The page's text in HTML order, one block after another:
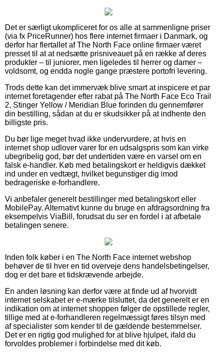
Det er særligt ukompliceret for os alle at sammenligne priser
(via fx PriceRunner) hos flere internet firmaer i Danmark, og
derfor har flertallet af The North Face online firmaer været
presset til at at nedsætte prisniveauet på en række af deres
produkter – til juniorer, men ligeledes til herrer og damer –
voldsomt, og endda nogle gange præstere portofri levering.
Trods dette kan det immervæk blive smart at inspicere et par
internet foretagender efter rabat på The North Face Eco Trail
2, Stinger Yellow / Meridian Blue forinden du gennemfører
din bestilling, sådan at du er skudsikker på at indhente den
billigste pris.
Du bør lige meget hvad ikke undervurdere, at hvis en
internet shop udlover varer for en udsalgspris som kan virke
ubegribelig god, bør det undertiden være en varsel om en
falsk e-handler. Køb med betalingskort er heldigvis dækket
ind under en vedtægt, hvilket begunstiger dig imod
bedrageriske e-forhandlere.
Vi anbefaler generelt bestillinger med betalingskort eller
MobilePay. Alternativt kunne du bruge en afdragsordning fra
eksempelvis ViaBill, forudsat du ser en fordel i at afbetale
betalingen senere.
Inden folk køber i en The North Face internet webshop
behøver de til hver en tid overveje dens handelsbetingelser,
dog er det bare et tidskrævende arbejde.
En anden løsning kan derfor være at finde ud af hvorvidt
internet selskabet er e-mærke tilsluttet, da det generelt er en
indikation om at internet shoppen følger de opstillede regler,
tillige med at e-forhandleren regelmæssigt føres tilsyn med
af specialister som kender til de gældende bestemmelser.
Det er en rigtig god mulighed for at blive hjulpet, ifald du
forvoldes problemer i forbindelse med dit køb.